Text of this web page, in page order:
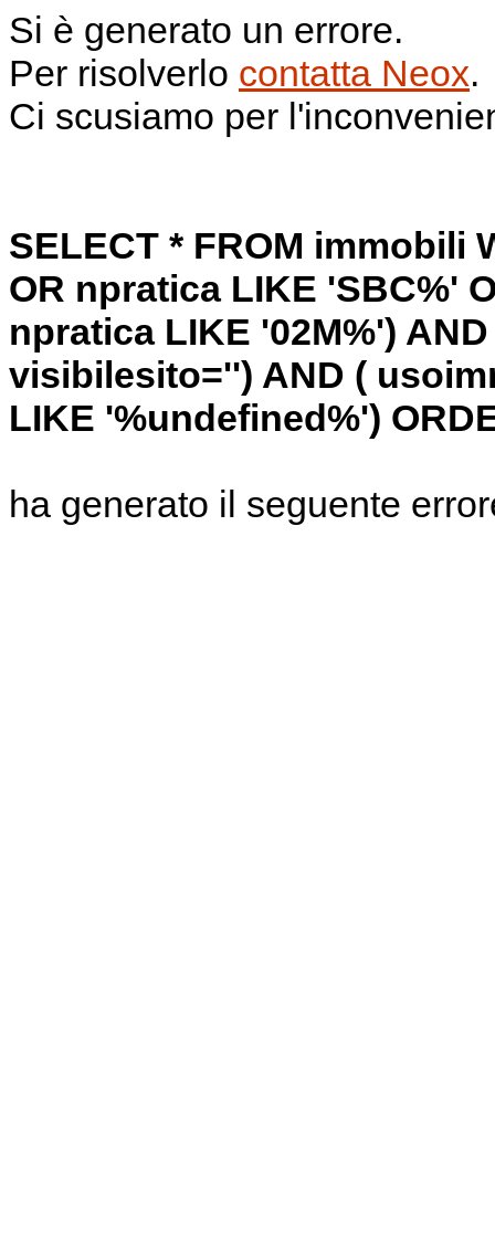
Si è generato un errore.
Per risolverlo contatta Neox.
Ci scusiamo per
SELECT * FROM immobili
OR npratica LIKE 'SBC%'
npratica LIKE '02M%')
visibilesito='') AND (
LIKE '%undefined%')
ha generato il seguente